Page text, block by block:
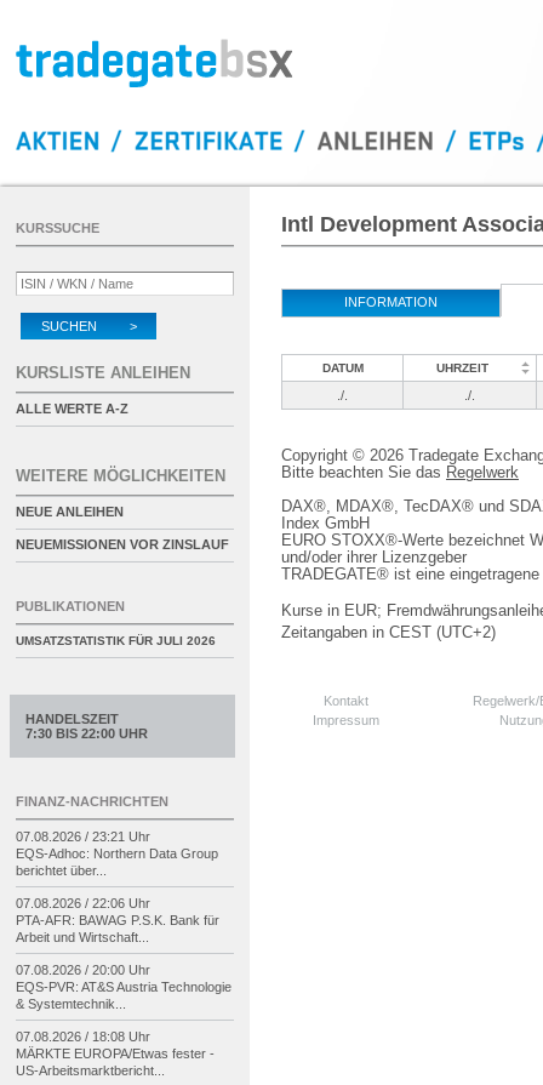
Intl Development
INFORMATION
DATUM UHRZEIT
./. ./.
Copyright © 2026 Tradegate
Bitte beachten Sie das Regelwerk
DAX®, MDAX®, TecDAX® und
Index GmbH
EURO STOXX®-Werte bezeichnet
und/oder ihrer Lizenzgeber
TRADEGATE® ist eine
Kurse in EUR;
Zeitangaben in CEST (UTC+2)
Kontakt
Impressum
KURSSUCHE
SUCHEN >
KURSLISTE ANLEIHEN
ALLE WERTE A-Z
WEITERE MÖGLICHKEITEN
NEUE ANLEIHEN
NEUEMISSIONEN VOR ZINSLAUF
PUBLIKATIONEN
UMSATZSTATISTIK FÜR JULI 2026
HANDELSZEIT
7:30 BIS 22:00 UHR
FINANZ-NACHRICHTEN
07.08.2026 / 23:21 Uhr
EQS-Adhoc: Northern Data Group
berichtet über...
07.08.2026 / 22:06 Uhr
PTA-AFR: BAWAG P.S.K. Bank für
Arbeit und Wirtschaft...
07.08.2026 / 20:00 Uhr
EQS-PVR: AT&S Austria Technologie
& Systemtechnik...
07.08.2026 / 18:08 Uhr
MÄRKTE EUROPA/Etwas fester -
US-Arbeitsmarktbericht...